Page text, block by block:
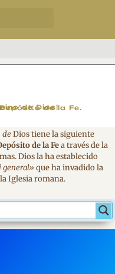
de la Fe.
de Dios!
deDios tiene la siguiente
de la Fea través de la
Dios la ha establecido
general» que ha invadido la
Iglesia romana.